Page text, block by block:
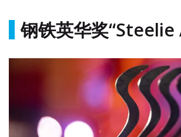
钢铁英华奖